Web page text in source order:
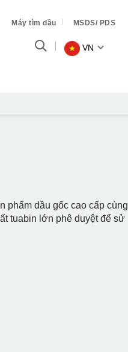
Máy tìm dầu MSDS/ PDS
VN
phẩm dầu gốc cao cấp cùng
tuabin lớn phê duyệt để sử